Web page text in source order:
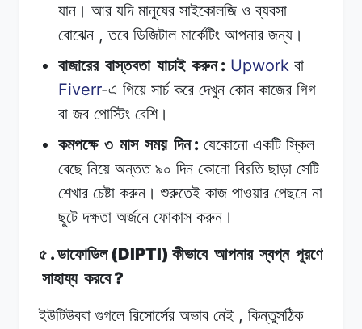
যান। আর যদি মানুষের সাইকোলজি ও ব্যবসা
বোঝেন ,তবে ডিজিটাল মার্কেটিং আপনার জন্য।
বাজারের বাস্তবতা যাচাই করুন: Upwork বা
Fiverr-এ গিয়ে সার্চ করে দেখুন কোন কাজের গিগ
বা জব পোস্টিং বেশি।
কমপক্ষে ৩ মাস সময় দিন: যেকোনো একটি স্কিল
বেছে নিয়ে অন্তত ৯০ দিন কোনো বিরতি ছাড়া সেটি
শেখার চেষ্টা করুন। শুরুতেই কাজ পাওয়ার পেছনে না
ছুটে দক্ষতা অর্জনে ফোকাস করুন।
৫ .ডাফোডিল(DIPTI) কীভাবে আপনার স্বপ্ন পূরণে
সাহায্য করবে?
ইউটিউববা গুগলে রিসোর্সের অভাব নেই, কিন্তুসঠিক